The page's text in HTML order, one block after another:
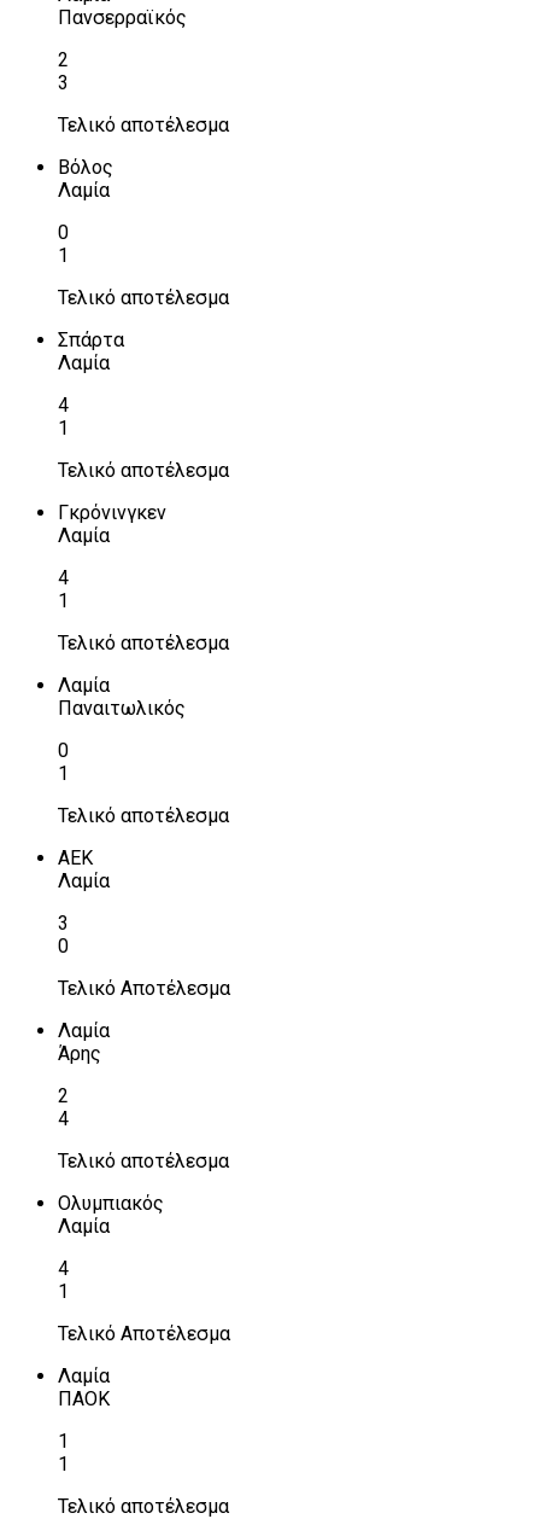
Πανσερραϊκός
2
3
Τελικό αποτέλεσμα
Βόλος
Λαμία
0
1
Τελικό αποτέλεσμα
Σπάρτα
Λαμία
4
1
Τελικό αποτέλεσμα
Γκρόνινγκεν
Λαμία
4
1
Τελικό αποτέλεσμα
Λαμία
Παναιτωλικός
0
1
Τελικό αποτέλεσμα
ΑΕΚ
Λαμία
3
0
Τελικό Αποτέλεσμα
Λαμία
Άρης
2
4
Τελικό αποτέλεσμα
Ολυμπιακός
Λαμία
4
1
Τελικό Αποτέλεσμα
Λαμία
ΠΑΟΚ
1
1
Τελικό αποτέλεσμα